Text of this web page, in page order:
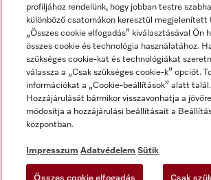
Impresszum
ÁSZF
Adatvédelem
Felhasználási feltételek
Akadálymentességi Nyilatkozat
Digitális Szolgáltatásokról szóló törvény
profiljához rendelünk, hogy jobban testre
különböző csatornákon keresztül megjelenített
„Összes cookie elfogadás” kiválasztásával Ön
összes cookie és technológia használatához.
szükséges cookie-kat és technológiákat
válassza a „Csak szükséges cookie-k” opciót.
információkat a „Cookie-beállítások” alatt talál.
Hozzájárulását bármikor visszavonhatja a
módosítja a hozzájárulási beállításait a
központban.
Impresszum Adatvédelem Sütik